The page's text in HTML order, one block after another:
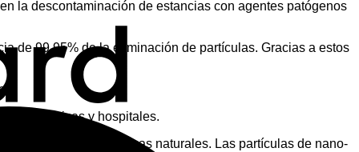
la descontaminación de estancias con agentes patógenos
de 99,95% de la eliminación de partículas. Gracias a estos
como clínicas y hospitales.
y antifúngicas naturales. Las partículas de nano-